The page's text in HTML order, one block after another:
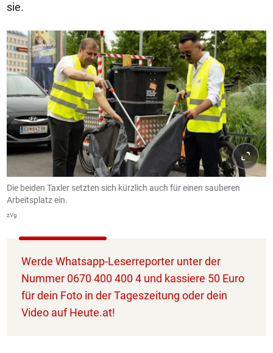
sie.
Die beiden Taxler setzten sich kürzlich auch für einen sauberen
Arbeitsplatz ein.
zVg
Werde Whatsapp-Leserreporter unter der
Nummer 0670 400 400 4 und kassiere 50 Euro
für dein Foto in der Tageszeitung oder dein
Video auf Heute.at!